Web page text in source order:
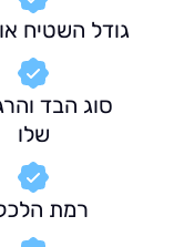
השטיח או השטח
הבד והרגישות
רמת הלכלוך